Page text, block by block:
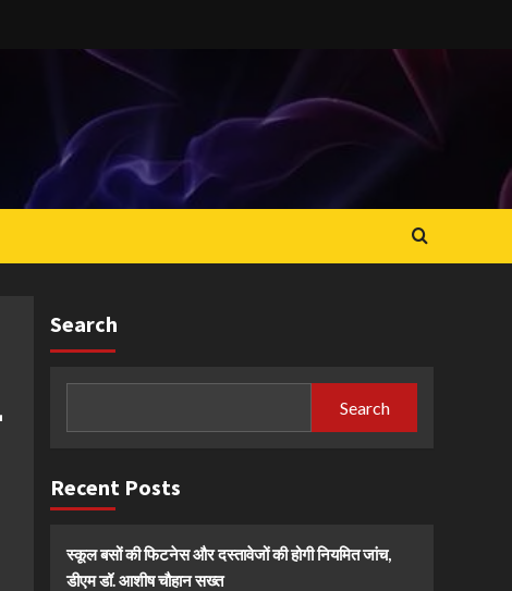
Search
Search
Recent Posts
स्कूल बसों की फिटनेस और दस्तावेजों की होगी नियमित जांच,
डीएम डॉ. आशीष चौहान सख्त